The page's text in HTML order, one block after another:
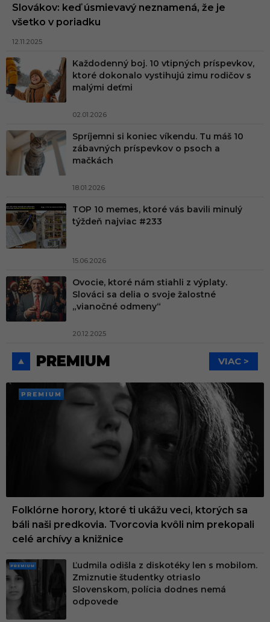
Slovákov: keď úsmievavý neznamená, že je
všetko v poriadku
12.11.2025
Každodenný boj. 10 vtipných príspevkov,
ktoré dokonalo vystihujú zimu rodičov s
malými deťmi
02.01.2026
Spríjemni si koniec víkendu. Tu máš 10
zábavných príspevkov o psoch a
mačkách
18.01.2026
TOP 10 memes, ktoré vás bavili minulý
týždeň najviac #233
15.06.2026
Ovocie, ktoré nám stiahli z výplaty.
Slováci sa delia o svoje žalostné
„vianočné odmeny“
20.12.2025
PREMIUM VIAC >
PREMI
Folklórne horory, ktoré ti ukážu veci, ktorých sa
báli naši predkovia. Tvorcovia kvôli nim prekopali
celé archívy a knižnice
PRE
MIU
M
Ľudmila odišla z diskotéky len s mobilom.
Zmiznutie študentky otriaslo
Slovenskom, polícia dodnes nemá
odpovede